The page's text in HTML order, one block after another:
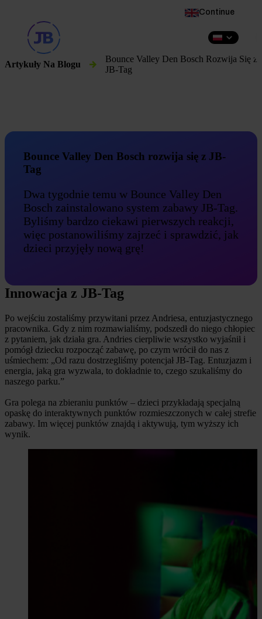
Continue
PL
Artykuły Na Blogu
Bounce Valley Den Bosch Rozwija Się z
JB-Tag
Bounce Valley Den Bosch rozwija się z JB-
Tag
Dwa tygodnie temu w Bounce Valley Den
Bosch zainstalowano system zabawy JB-Tag.
Byliśmy bardzo ciekawi pierwszych reakcji,
więc postanowiliśmy zajrzeć i sprawdzić, jak
dzieci przyjęły nową grę!
Innowacja z JB-Tag
Po wejściu zostaliśmy przywitani przez Andriesa, entuzjastycznego
pracownika. Gdy z nim rozmawialiśmy, podszedł do niego chłopiec
z pytaniem, jak działa gra. Andries cierpliwie wszystko wyjaśnił i
pomógł dziecku rozpocząć zabawę, po czym wrócił do nas z
uśmiechem: „Od razu dostrzegliśmy potencjał JB-Tag. Entuzjazm i
energia, jaką gra wyzwala, to dokładnie to, czego szukaliśmy do
naszego parku.”
Gra polega na zbieraniu punktów – dzieci przykładają specjalną
opaskę do interaktywnych punktów rozmieszczonych w całej strefie
zabawy. Im więcej punktów znajdą i aktywują, tym wyższy ich
wynik.